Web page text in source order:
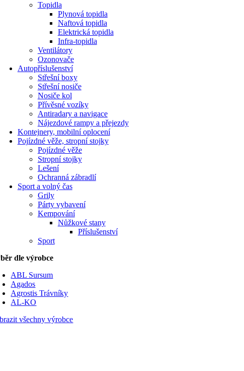
Topidla
Plynová topidla
Naftová topidla
Elektrická topidla
Infra-topidla
Ventilátory
Ozonovače
Autopříslušenství
Střešní boxy
Střešní nosiče
Nosiče kol
Přívěsné vozíky
Antiradary a navigace
Nájezdové rampy a přejezdy
Kontejnery, mobilní oplocení
Pojízdné věže, stropní stojky
Pojízdné věže
Stropní stojky
Lešení
Ochranná zábradlí
Sport a volný čas
Grily
Párty vybavení
Kempování
Nůžkové stany
Příslušenství
Sport
dle výrobce
ABL Sursum
Agados
Agrostis Trávníky
AL-KO
všechny výrobce